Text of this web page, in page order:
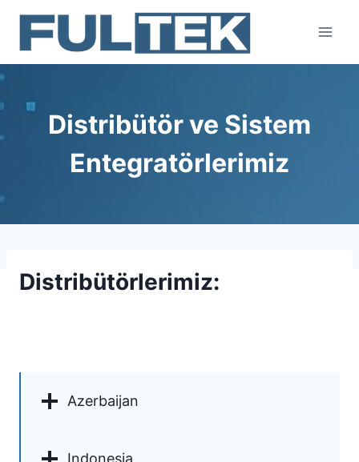
content
Distribütör ve Sistem
Entegratörlerimiz
Distribütörlerimiz:
Azerbaijan
Indonesia